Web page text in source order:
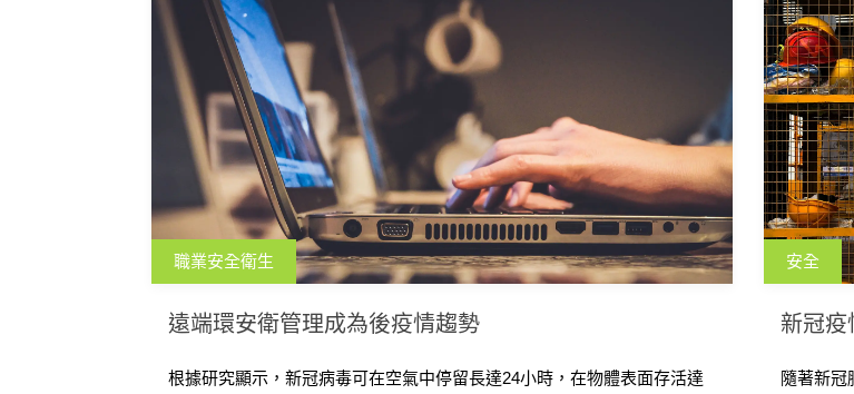
職業安全衛生
遠端環安衛管理成為後疫情趨勢
根據研究顯示，新冠病毒可在空氣中停留長達24小時，在物體表面存活達
安全
新冠
隨著新冠